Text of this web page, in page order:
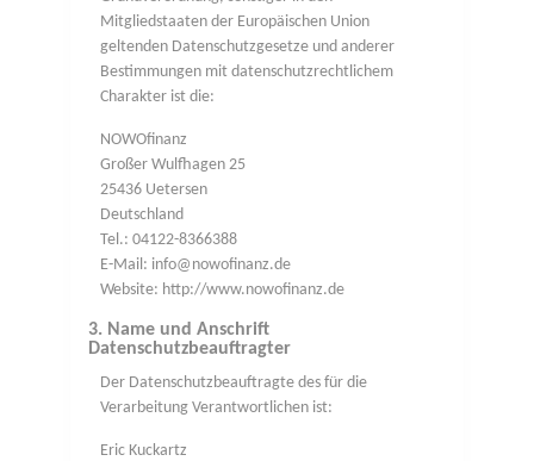
Mitgliedstaaten der Europäischen Union
geltenden Datenschutzgesetze und anderer
Bestimmungen mit datenschutzrechtlichem
Charakter ist die:
NOWOfinanz
Großer Wulfhagen 25
25436 Uetersen
Deutschland
Tel.: 04122-8366388
E-Mail: info@nowofinanz.de
Website: http://www.nowofinanz.de
3. Name und Anschrift
Datenschutzbeauftragter
Der Datenschutzbeauftragte des für die
Verarbeitung Verantwortlichen ist:
Eric Kuckartz